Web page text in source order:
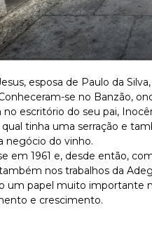
esposa de Paulo da
se no Banzão,
no escritório do seu pai,
qual tinha uma serração e
negócio do vinho.
em 1961 e, desde então,
nos trabalhos da
um papel muito importante
e crescimento.